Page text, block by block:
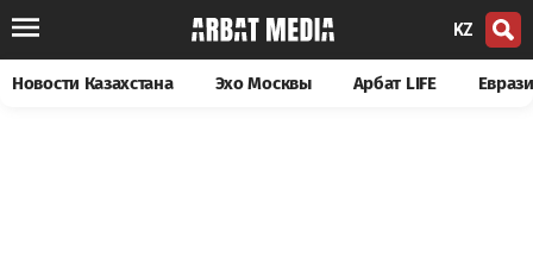
KZ
Новости Казахстана Эхо Москвы Арбат LIFE